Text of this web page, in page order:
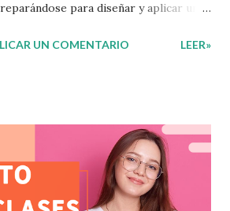
para diseñar y aplicar una
aprendientes. El examen consta de
sus nuevos aprendientes ya
aquellos que aun necesitan
la finalidad de que elaboramos un
para atender las necesidades
UN COMENTARIO LEER»